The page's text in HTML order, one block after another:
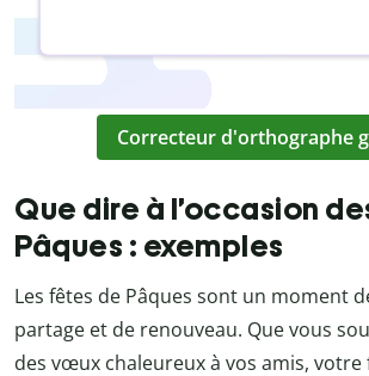
Correcteur d'orthographe
Que dire à l’occasion
Pâques : exemples
Les fêtes de Pâques sont un moment
partage et de renouveau. Que vous
des vœux chaleureux à vos amis, votre